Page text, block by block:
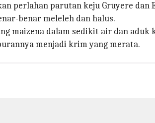
perlahan parutan keju Gruyere dan
benar meleleh dan halus.
maizena dalam sedikit air dan aduk
menjadi krim yang merata.